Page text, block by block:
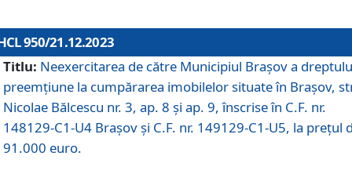
950/21.12.2023
Titlu: Neexercitarea de către Municipiul Brașov a
preemțiune la cumpărarea imobilelor situate în Brașov,
Nicolae Bălcescu nr. 3, ap. 8 și ap. 9, înscrise în C.F. nr.
148129-C1-U4 Brașov și C.F. nr. 149129-C1-U5, la prețul
91.000 euro.